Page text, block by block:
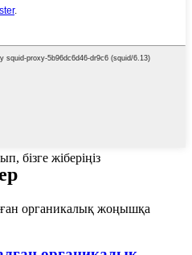
бізге жіберіңіз